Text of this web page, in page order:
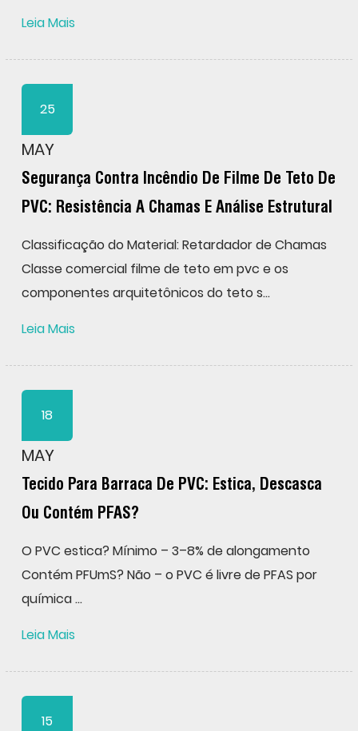
Leia Mais
25
MAY
Segurança Contra Incêndio De Filme De Teto De
PVC: Resistência A Chamas E Análise Estrutural
Classificação do Material: Retardador de Chamas
Classe comercial filme de teto em pvc e os
componentes arquitetônicos do teto s...
Leia Mais
18
MAY
Tecido Para Barraca De PVC: Estica, Descasca
Ou Contém PFAS?
O PVC estica? Mínimo – 3–8% de alongamento
Contém PFUmS? Não – o PVC é livre de PFAS por
química ...
Leia Mais
15